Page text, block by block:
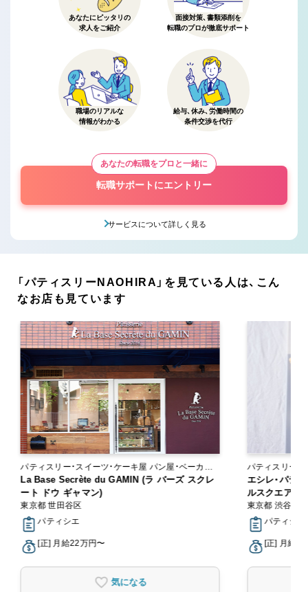
あなたにピッタリの
求人をご紹介
面接対策、書類添削を
転職のプロが徹底サポート
職場のリアルな
情報がわかる
給与、休み、労働時間の
条件交渉を代行
あなたの転職をプロと一緒に
転職サポートにエントリー
サービスについて詳しく見る
「パティスリーNAOHIRA」を見ている人は、こん
なお店も見ています
パティスリー・スイーツ・ケーキ屋 パン屋・ベーカリ
ー
La Base Secrète du GAMIN (ラ バーズ スクレ
ート ドウ ギャマン)
東京都 世田谷区
パティシエ
[正] 月給22万円〜
気になる
パティスリー・
エシレ・パテ
ルスクエア
東京都 渋谷区
パティシエ
[正] 月給